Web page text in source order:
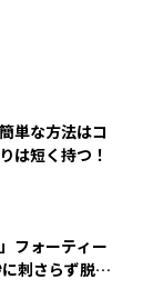
単な方法はコ
は短く持つ！
フォーティー
刺さらず脱出